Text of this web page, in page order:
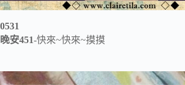
0531
晚安451-快來~快來~摸摸